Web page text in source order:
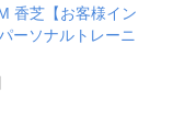
香芝【お客様イン
ーソナルトレーニ